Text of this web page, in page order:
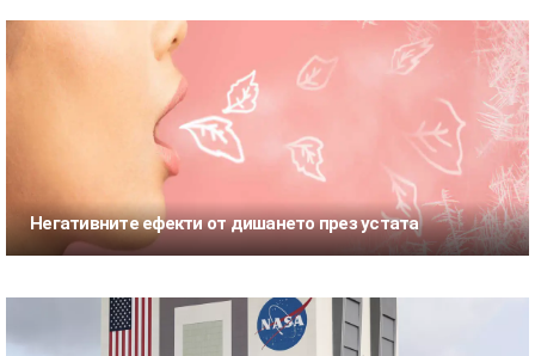
Негативните ефекти от дишането през устата